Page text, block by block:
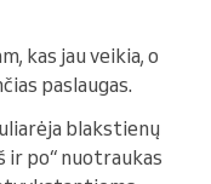
kas jau veikia, o
paslaugas.
blakstienų
ir po“ nuotraukas